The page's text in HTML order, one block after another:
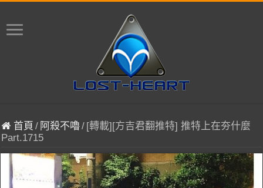
首頁 / 阿殺不嚕/ [轉載][方吉君翻推特] 推特上在夯什麼
Part.1715